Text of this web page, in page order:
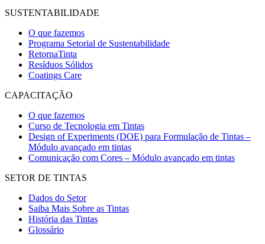
SUSTENTABILIDADE
O que fazemos
Programa Setorial de Sustentabilidade
RetornaTinta
Resíduos Sólidos
Coatings Care
CAPACITAÇÃO
O que fazemos
Curso de Tecnologia em Tintas
Design of Experiments (DOE) para Formulação de Tintas –
Módulo avançado em tintas
Comunicação com Cores – Módulo avançado em tintas
SETOR DE TINTAS
Dados do Setor
Saiba Mais Sobre as Tintas
História das Tintas
Glossário